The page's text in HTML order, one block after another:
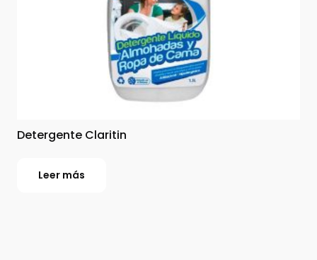
Detergente Claritin
Leer más